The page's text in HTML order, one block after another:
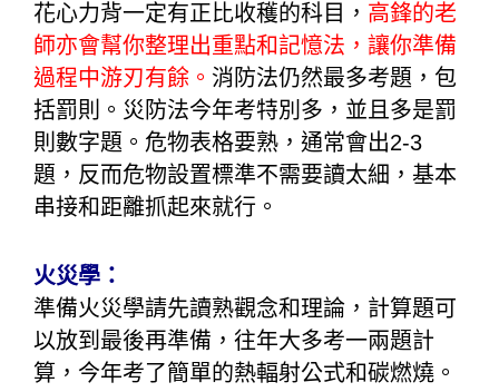
花心力背一定有正比收穫的科目， 高鋒的老
師亦會幫你整理出重點和記憶法，讓你準備
過程中游刃有餘。 消防法仍然最多考題，包
括罰則。災防法今年考特別多，並且多是罰
則數字題。危物表格要熟，通常會出2-3
題，反而危物設置標準不需要讀太細，基本
串接和距離抓起來就行。
火災學：
準備火災學請先讀熟觀念和理論，計算題可
以放到最後再準備，往年大多考一兩題計
算，今年考了簡單的熱輻射公式和碳燃燒。